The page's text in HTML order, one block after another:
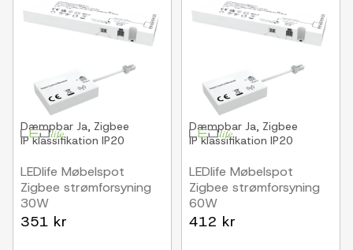
Dæmpbar Ja, Zigbee
IP klassifikation IP20
LEDlife Møbelspot
Zigbee strømforsyning
30W
Til Sono og Reco
351 kr
Dæmpbar Ja, Zigbee
IP klassifikation IP20
LEDlife Møbelspot
Zigbee strømforsyning
60W
Til Sono og Reco
412 kr